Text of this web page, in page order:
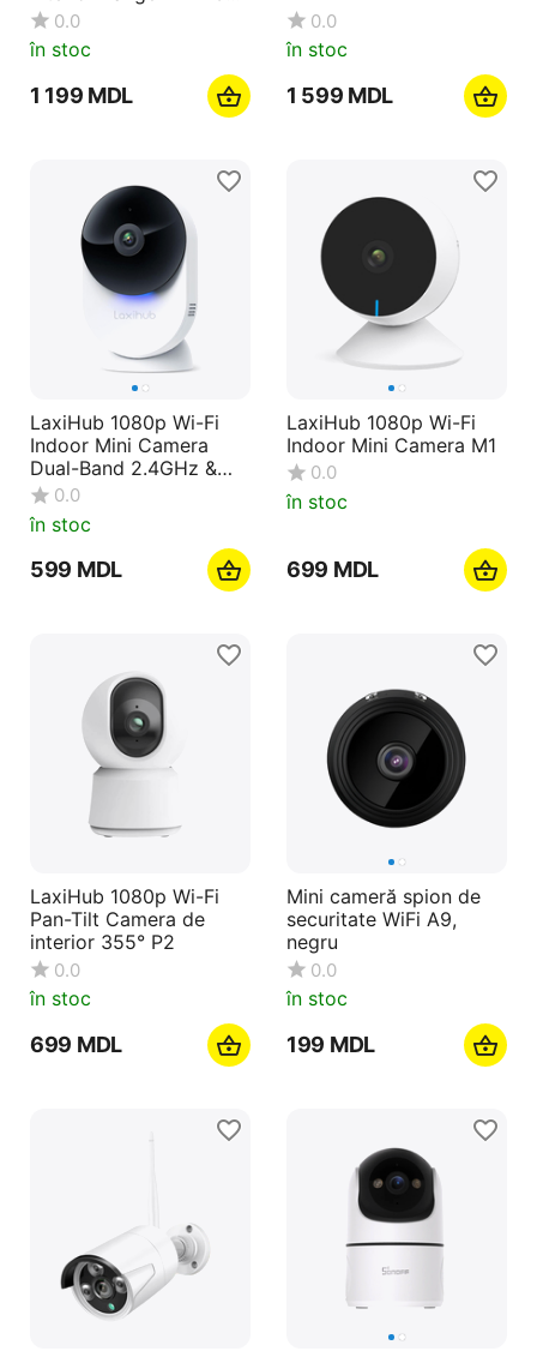
5MP, alb
0.0
în stoc
1 199 MDL
0.0
în stoc
1 599 MDL
LaxiHub 1080p Wi-Fi
Indoor Mini Camera
Dual-Band 2.4GHz &
5GHz + Card MicroSD
32GB
0.0
în stoc
‍599‍ MDL
LaxiHub 1080p Wi-Fi
Indoor Mini Camera M1
0.0
în stoc
‍699‍ MDL
LaxiHub 1080p Wi-Fi
Pan-Tilt Camera de
interior 355° P2
0.0
în stoc
‍699‍ MDL
Mini cameră spion de
securitate WiFi A9,
negru
0.0
în stoc
‍199‍ MDL